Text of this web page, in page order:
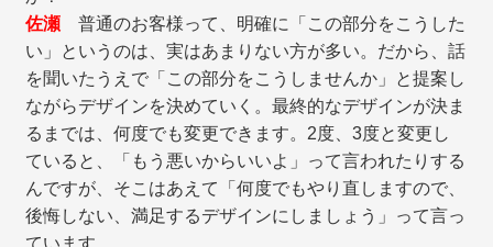
佐瀬 普通のお客様って、明確に「この部分をこうした
い」というのは、実はあまりない方が多い。だから、話
を聞いたうえで「この部分をこうしませんか」と提案し
ながらデザインを決めていく。最終的なデザインが決ま
るまでは、何度でも変更できます。2度、3度と変更し
ていると、「もう悪いからいいよ」って言われたりする
んですが、そこはあえて「何度でもやり直しますので、
後悔しない、満足するデザインにしましょう」って言っ
ています。